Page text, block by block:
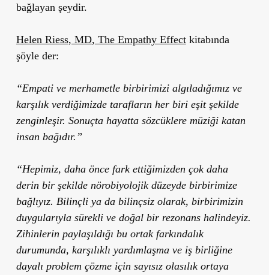
bağlayan şeydir.
Helen Riess, MD, The Empathy Effectkitabında
şöyle der:
“Empati ve merhametle birbirimizi algıladığımız ve
karşılık verdiğimizde tarafların her biri eşit şekilde
zenginleşir. Sonuçta hayatta sözcüklere müziği katan
insan bağıdır.”
“Hepimiz, daha önce fark ettiğimizden çok daha
derin bir şekilde nörobiyolojik düzeyde birbirimize
bağlıyız. Bilinçli ya da bilinçsiz olarak, birbirimizin
duygularıyla sürekli ve doğal bir rezonans halindeyiz.
Zihinlerin paylaşıldığı bu ortak farkındalık
durumunda, karşılıklı yardımlaşma ve iş birliğine
dayalı problem çözme için sayısız olasılık ortaya